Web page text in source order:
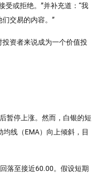
受或拒绝。”并补充道：“我
交易的内容。”
资者来说成为一个价值投
暂停上涨。然而，白银的短
线（EMA）向上倾斜，目
落至接近60.00。假设短期